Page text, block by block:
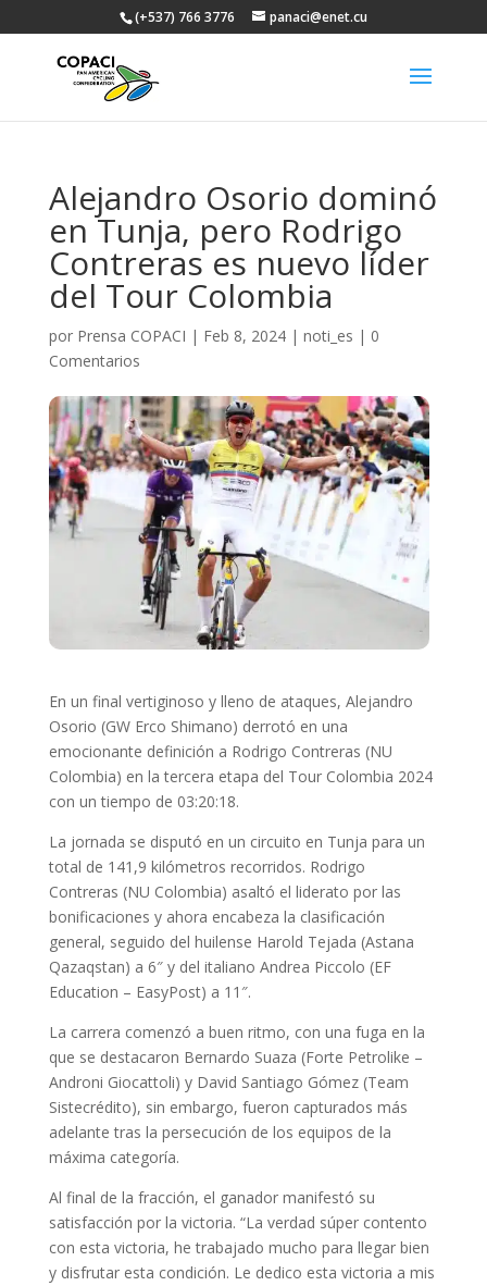
(+537) 766 3776 panaci@enet.cu
Alejandro Osorio dominó
en Tunja, pero Rodrigo
Contreras es nuevo líder
del Tour Colombia
por Prensa COPACI | Feb 8, 2024| noti_es | 0
Comentarios
En un final vertiginoso y lleno de ataques, Alejandro
Osorio (GW Erco Shimano) derrotó en una
emocionante definición a Rodrigo Contreras (NU
Colombia) en la tercera etapa del Tour Colombia 2024
con un tiempo de 03:20:18.
La jornada se disputó en un circuito en Tunja para un
total de 141,9 kilómetros recorridos. Rodrigo
Contreras (NU Colombia) asaltó el liderato por las
bonificaciones y ahora encabeza la clasificación
general, seguido del huilense Harold Tejada (Astana
Qazaqstan) a 6″ y del italiano Andrea Piccolo (EF
Education – EasyPost) a 11″.
La carrera comenzó a buen ritmo, con una fuga en la
que se destacaron Bernardo Suaza (Forte Petrolike –
Androni Giocattoli) y David Santiago Gómez (Team
Sistecrédito), sin embargo, fueron capturados más
adelante tras la persecución de los equipos de la
máxima categoría.
Al final de la fracción, el ganador manifestó su
satisfacción por la victoria. “La verdad súper contento
con esta victoria, he trabajado mucho para llegar bien
y disfrutar esta condición. Le dedico esta victoria a mis